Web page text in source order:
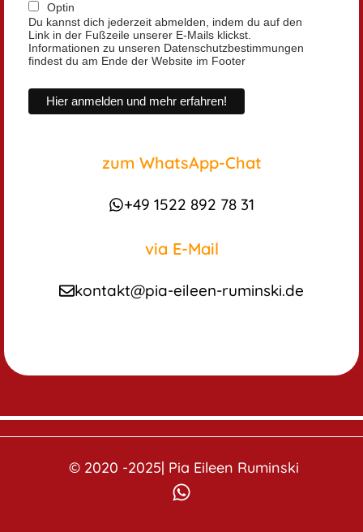
Optin
Du kannst dich jederzeit abmelden, indem du auf den
Link in der Fußzeile unserer E-Mails klickst.
Informationen zu unseren Datenschutzbestimmungen
findest du am Ende der Website im Footer
zum WhatsApp-Chat
+49 1522 892 78 31
via E-Mail
kontakt@pia-eileen-ruminski.de
© 2020 -2025| Pia Eileen Ruminski